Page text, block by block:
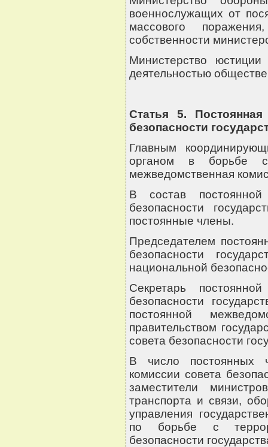
военнослужащих от
массового
собственности
Министерство
деятельностью
Статья 5.
безопасности
Главным
органом в борьбе с
межведомственная
В состав постоянной
безопасности
постоянные члены.
Председателем
безопасности
национальной
Секретарь
безопасности
постоянной
правительством
совета безопасности
В число постоянных
комиссии совета
заместители
транспорта и связи,
управления
по борьбе с
безопасности